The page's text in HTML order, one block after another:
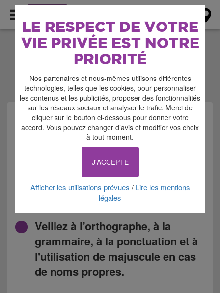
LE RESPECT DE VOTRE
VIE PRIVÉE EST NOTRE
PRIORITÉ
Nos partenaires et nous-mêmes utilisons différentes
technologies, telles que les cookies, pour personnaliser
les contenus et les publicités, proposer des fonctionnalités
sur les réseaux sociaux et analyser le trafic. Merci de
cliquer sur le bouton ci-dessous pour donner votre
accord. Vous pouvez changer d’avis et modifier vos choix
à tout moment.
J'ACCEPTE
Afficher les utilisations prévues / Lire les mentions
légales
CONDITIONS DE
L'AGENDA
AVANT TOUTE CHOSE
LES ÉVÉNEMENTS PUBLIÉS SUR CE SITE SONT
LIGNE.
POUR ÉVITER TOUT REFUS DES MODÉRATEURS, ET
AUGMENTER LEUR EFFICACITÉ, VEILLEZ À
RESPECTER LES POINTS SUIVANTS :
Veillez à l’orthographe, à la
grammaire, à la ponctuation et à
l'utilisation de majuscule en cas
de noms propres.